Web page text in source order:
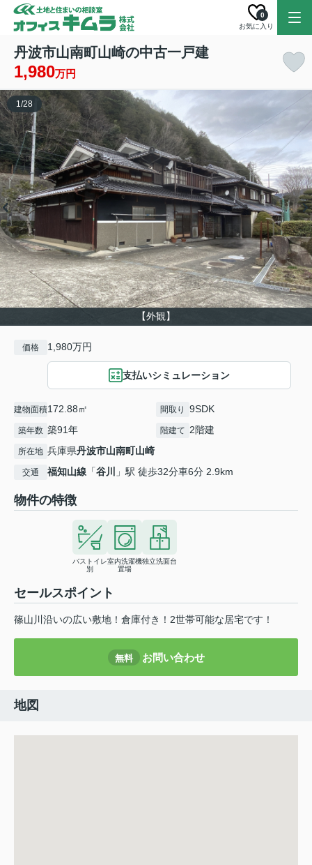
お気に入り
0
丹波市山南町山崎の中古一戸建
1,980万円
【外観】
1/28
価格 1,980万円
支払いシミュレーション
建物面積172.88㎡ 間取り 9SDK
築年数 築91年 階建て 2階建
所在地 兵庫県丹波市山南町山崎
交通 福知山線 「谷川 」駅 徒歩32分車6分 2.9km
物件の特徴
バストイレ
別
室内洗濯機
置場
独立洗面台
セールスポイント
篠山川沿いの広い敷地！倉庫付き！2世帯可能な居宅です！
無料 お問い合わせ
地図